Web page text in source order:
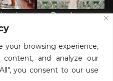
your browsing experience,
content, and analyze our
you consent to our use
train
HN
Buu Long